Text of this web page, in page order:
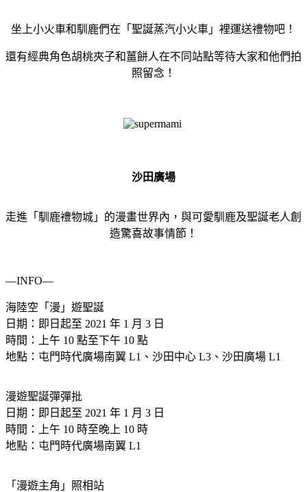
坐上小火車和馴鹿們在「聖誕蒸汽小火車」裡運送禮物吧！
還有經典角色胡桃夾子和薑餅人在不同站點等待大家和他們拍
照留念！
沙田廣場
走進「馴鹿禮物城」的漫畫世界內，與可愛馴鹿及聖誕老人創
造驚喜故事情節！
—INFO—
海陸空「漫」遊聖誕
日期：即日起至 2021 年 1 月 3 日
時間：上午 10 點至下午 10 點
地點：屯門時代廣場南翼 L1、沙田中心 L3、沙田廣場 L1
漫遊聖誕彈彈批
日期：即日起至 2021 年 1 月 3 日
時間：上午 10 時至晚上 10 時
地點：屯門時代廣場南翼 L1
「漫遊主角」照相站